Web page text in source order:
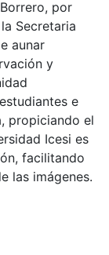
por
Secretaria
aunar
y
e
propiciando el
Icesi es
facilitando
las imágenes.